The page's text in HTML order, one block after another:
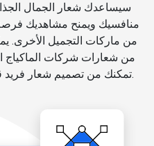
سيساعدك شعار الجمال
منافسيك ويمنح مشاهديك
من ماركات التجميل الأخرى.
من شعارات شركات الماكياج
تمكنك من تصميم شعار فريد قد يصور مكانة علامتك التجارية.